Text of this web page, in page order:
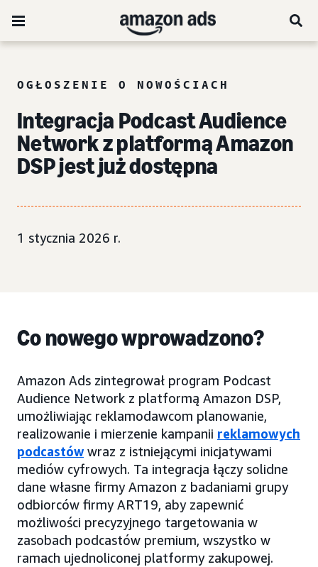
OGŁOSZENIE O NOWOŚCIACH
Integracja Podcast Audience
Network z platformą Amazon
DSP jest już dostępna
1 stycznia 2026 r.
Co nowego wprowadzono?
Amazon Ads zintegrował program Podcast
Audience Network z platformą Amazon DSP,
umożliwiając reklamodawcom planowanie,
realizowanie i mierzenie kampanii reklamowych
podcastówwraz z istniejącymi inicjatywami
mediów cyfrowych. Ta integracja łączy solidne
dane własne firmy Amazon z badaniami grupy
odbiorców firmy ART19, aby zapewnić
możliwości precyzyjnego targetowania w
zasobach podcastów premium, wszystko w
ramach ujednoliconej platformy zakupowej.